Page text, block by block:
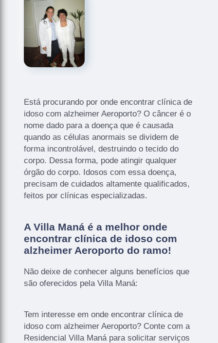
Está procurando por onde encontrar clínica de
idoso com alzheimer Aeroporto? O câncer é o
nome dado para a doença que é causada
quando as células anormais se dividem de
forma incontrolável, destruindo o tecido do
corpo. Dessa forma, pode atingir qualquer
órgão do corpo. Idosos com essa doença,
precisam de cuidados altamente qualificados,
feitos por clínicas especializadas.
A Villa Maná é a melhor onde
encontrar clínica de idoso com
alzheimer Aeroporto do ramo!
Não deixe de conhecer alguns benefícios que
são oferecidos pela Villa Maná:
Tem interesse em onde encontrar clínica de
idoso com alzheimer Aeroporto? Conte com a
Residencial Villa Maná para solicitar serviços